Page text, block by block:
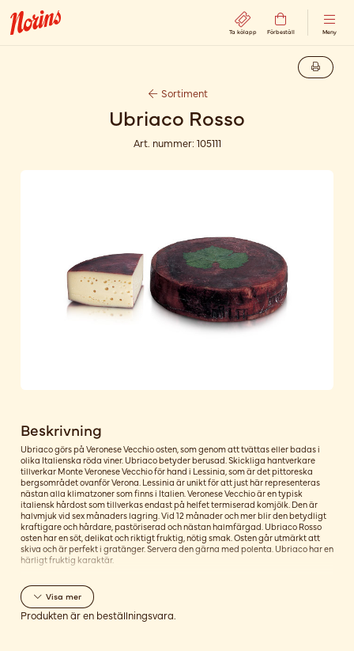
Ta kölapp Förbeställ Meny
Sortiment
Ubriaco Rosso
Art. nummer: 105111
Beskrivning
Ubriaco görs på Veronese Vecchio osten, som genom att tvättas eller badas i
olika Italienska röda viner. Ubriaco betyder berusad. Skickliga hantverkare
tillverkar Monte Veronese Vecchio för hand i Lessinia, som är det pittoreska
bergsområdet ovanför Verona. Lessinia är unikt för att just här representeras
nästan alla klimatzoner som finns i Italien. Veronese Vecchio är en typisk
italiensk hårdost som tillverkas endast på helfet termiserad komjölk. Den är
halvmjuk vid sex månaders lagring. Vid 12 månader och mer blir den betydligt
kraftigare och hårdare, pastöriserad och nästan halmfärgad. Ubriaco Rosso
osten har en söt, delikat och riktigt fruktig, nötig smak. Osten går utmärkt att
skiva och är perfekt i gratänger. Servera den gärna med polenta. Ubriaco har en
härligt fruktig karaktär.
Visamer
Produkten är en beställningsvara.